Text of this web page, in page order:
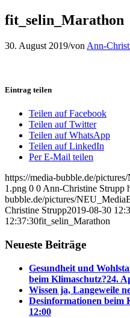
fit_selin_Marathon
30. August 2019/von Ann-
Eintrag teilen
Teilen auf Facebook
Teilen auf Twitter
Teilen auf WhatsApp
Teilen auf LinkedIn
Per E-Mail teilen
https://media-bubble.de/
1.png 0 0 Ann-Christine Strupp
bubble.de/pictures/
Christine Strupp2019-08-30
12:37:30fit_selin_Marathon
Neueste Beiträge
Gesundheit und
beim Klimaschutz?24.
Wissen ja, Langeweile
Desinformationen beim
12:00